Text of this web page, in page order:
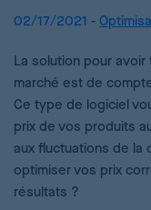
02/17/2021 -
La solution pour
marché est de
Ce type de logiciel
prix de vos produits
aux fluctuations de la
optimiser vos prix
résultats ?